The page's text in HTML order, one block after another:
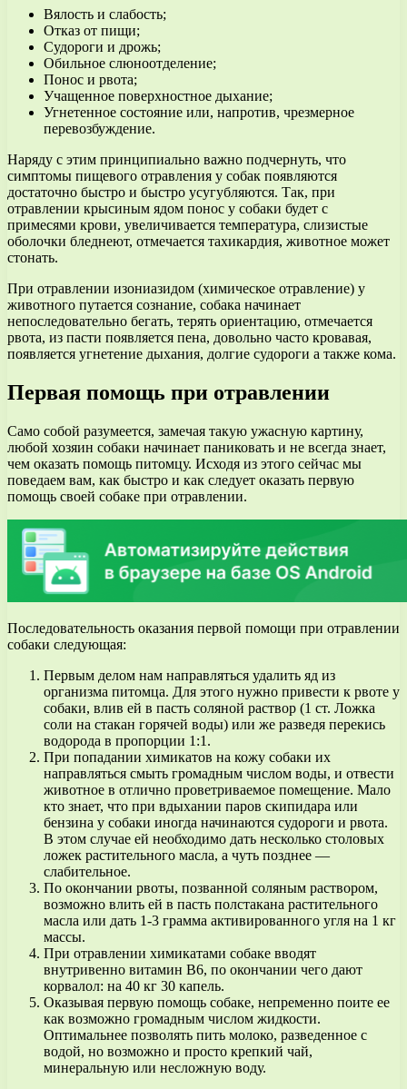
Вялость и слабость;
Отказ от пищи;
Судороги и дрожь;
Обильное слюноотделение;
Понос и рвота;
Учащенное поверхностное дыхание;
Угнетенное состояние или, напротив, чрезмерное
перевозбуждение.
Наряду с этим принципиально важно подчернуть, что
симптомы пищевого отравления у собак появляются
достаточно быстро и быстро усугубляются. Так, при
отравлении крысиным ядом понос у собаки будет с
примесями крови, увеличивается температура, слизистые
оболочки бледнеют, отмечается тахикардия, животное может
стонать.
При отравлении изониазидом (химическое отравление) у
животного путается сознание, собака начинает
непоследовательно бегать, терять ориентацию, отмечается
рвота, из пасти появляется пена, довольно часто кровавая,
появляется угнетение дыхания, долгие судороги а также кома.
Первая помощь при отравлении
Само собой разумеется, замечая такую ужасную картину,
любой хозяин собаки начинает паниковать и не всегда знает,
чем оказать помощь питомцу. Исходя из этого сейчас мы
поведаем вам, как быстро и как следует оказать первую
помощь своей собаке при отравлении.
Последовательность оказания первой помощи при отравлении
собаки следующая:
Первым делом нам направляться удалить яд из
организма питомца. Для этого нужно привести к рвоте у
собаки, влив ей в пасть соляной раствор (1 ст. Ложка
соли на стакан горячей воды) или же разведя перекись
водорода в пропорции 1:1.
При попадании химикатов на кожу собаки их
направляться смыть громадным числом воды, и отвести
животное в отлично проветриваемое помещение. Мало
кто знает, что при вдыхании паров скипидара или
бензина у собаки иногда начинаются судороги и рвота.
В этом случае ей необходимо дать несколько столовых
ложек растительного масла, а чуть позднее —
слабительное.
По окончании рвоты, позванной соляным раствором,
возможно влить ей в пасть полстакана растительного
масла или дать 1-3 грамма активированного угля на 1 кг
массы.
При отравлении химикатами собаке вводят
внутривенно витамин В6, по окончании чего дают
корвалол: на 40 кг 30 капель.
Оказывая первую помощь собаке, непременно поите ее
как возможно громадным числом жидкости.
Оптимальнее позволять пить молоко, разведенное с
водой, но возможно и просто крепкий чай,
минеральную или несложную воду.